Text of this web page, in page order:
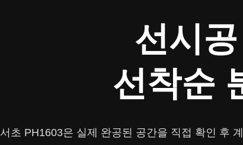
선시
선착순
서초 PH1603은 실제 완공된 공간을 직접 확인 후